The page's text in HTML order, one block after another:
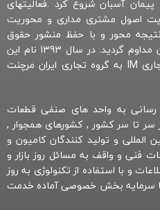
آسبان شروع کرد .فعالیتهای
اصول مشتری مداری و محوریت
محور و با حفظ منشور حقوق
کارکنان و نیروی انسانی و مشتریان مداوم گردید. در سال 1393 نام این
مجموعه همزمان با ثبت علامت تجاری IM به گروه تجاری ایران مرچنت
به واحد های صنفی قطعات
سر تا سر کشور , کشورهای همجوار ,
و تولید کنندگان کامیون و
فنی و واقف به مسائل روز بازار و
و با استفاده از تکنولوژی به روز
با سرمایه بخش خصوصی آماده خدمت